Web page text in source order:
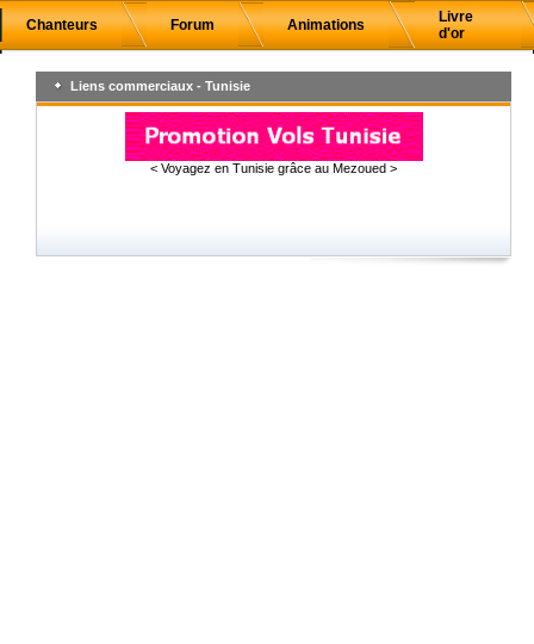
Chanteurs Forum Animations
Livre
d'or
Liens commerciaux - Tunisie
< Voyagez en Tunisie grâce au Mezoued >